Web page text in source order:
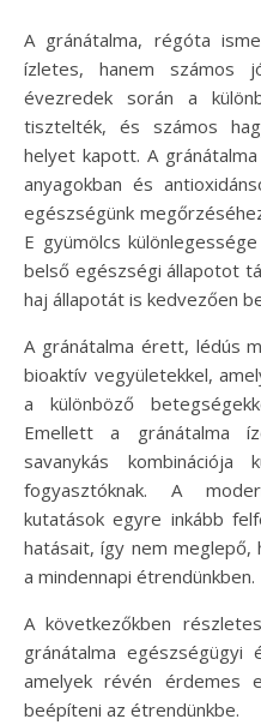
A gránátalma, régóta ismert gyümölcs, amely nemcsak
ízletes, hanem számos
évezredek során a
tisztelték, és számos
helyet kapott. A
anyagokban és
egészségünk
E gyümölcs
belső egészségi állapotot
haj állapotát is kedvezően
A gránátalma érett, lédús
bioaktív vegyületekkel,
a különböző
Emellett a gránátalma
savanykás
fogyasztóknak. A
kutatások egyre inkább
hatásait, így nem
a mindennapi étrendünkben.
A következőkben
gránátalma egészségügyi
amelyek révén érdemes
beépíteni az étrendünkbe.